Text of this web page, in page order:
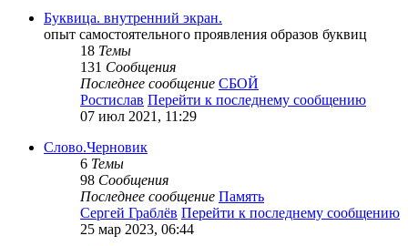
Буквица. внутренний экран.
опыт самостоятельного проявления образов буквиц
18 Темы
131 Сообщения
Последнее сообщение СБОЙ
Ростислав Перейти к последнему сообщению
07 июл 2021, 11:29
Слово.Черновик
6 Темы
98 Сообщения
Последнее сообщение Память
Сергей Граблёв Перейти к последнему сообщению
25 мар 2023, 06:44